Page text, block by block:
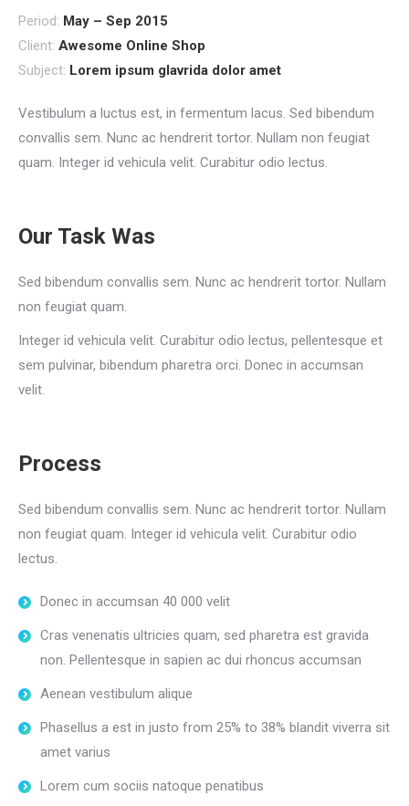
Period: May – Sep 2015
Client: Awesome Online Shop
Subject: Lorem ipsum glavrida dolor amet
Vestibulum a luctus est, in fermentum lacus. Sed bibendum
convallis sem. Nunc ac hendrerit tortor. Nullam non feugiat
quam. Integer id vehicula velit. Curabitur odio lectus.
Our Task Was
Sed bibendum convallis sem. Nunc ac hendrerit tortor. Nullam
non feugiat quam.
Integer id vehicula velit. Curabitur odio lectus, pellentesque et
sem pulvinar, bibendum pharetra orci. Donec in accumsan
velit.
Process
Sed bibendum convallis sem. Nunc ac hendrerit tortor. Nullam
non feugiat quam. Integer id vehicula velit. Curabitur odio
lectus.
Donec in accumsan 40 000 velit
Cras venenatis ultricies quam, sed pharetra est gravida
non. Pellentesque in sapien ac dui rhoncus accumsan
Aenean vestibulum alique
Phasellus a est in justo from 25% to 38% blandit viverra sit
amet varius
Lorem cum sociis natoque penatibus